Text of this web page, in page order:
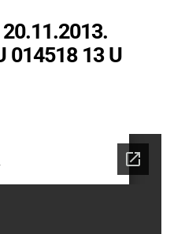
014518 13 U